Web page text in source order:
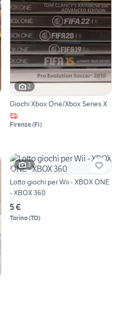
2
Giochi Xbox One/Xbox Series X
Firenze(FI)
3
Lotto giochi per Wii - XBOX ONE
- XBOX 360
5 €
Torino(TO)